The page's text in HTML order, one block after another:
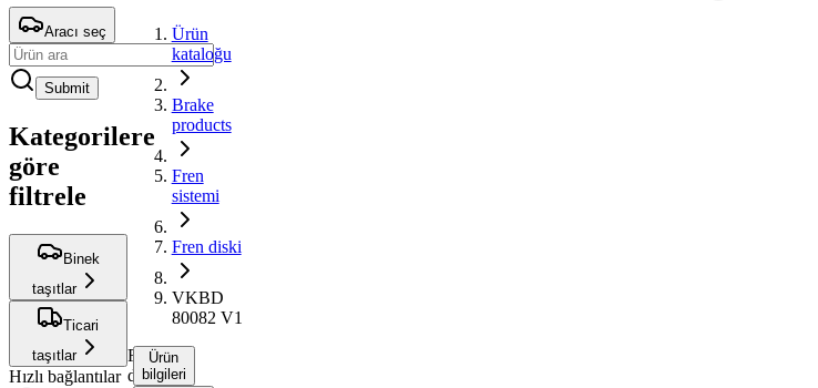
Aracı seç
Submit
Kategorilere
göre
filtrele
Binek
taşıtlar
Ticari
taşıtlar
Hızlı bağlantılar
Ürün
kataloğu
Brake
products
Fren
sistemi
Fren diski
VKBD
80082 V1
Fren
diski
Ürün
bilgileri